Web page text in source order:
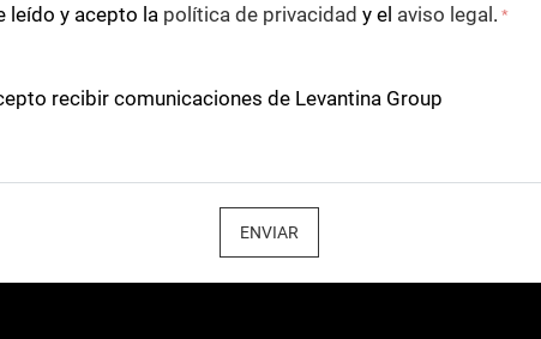
leído y acepto la política de privacidad y el aviso legal. *
recibir comunicaciones de Levantina Group
ENVIAR